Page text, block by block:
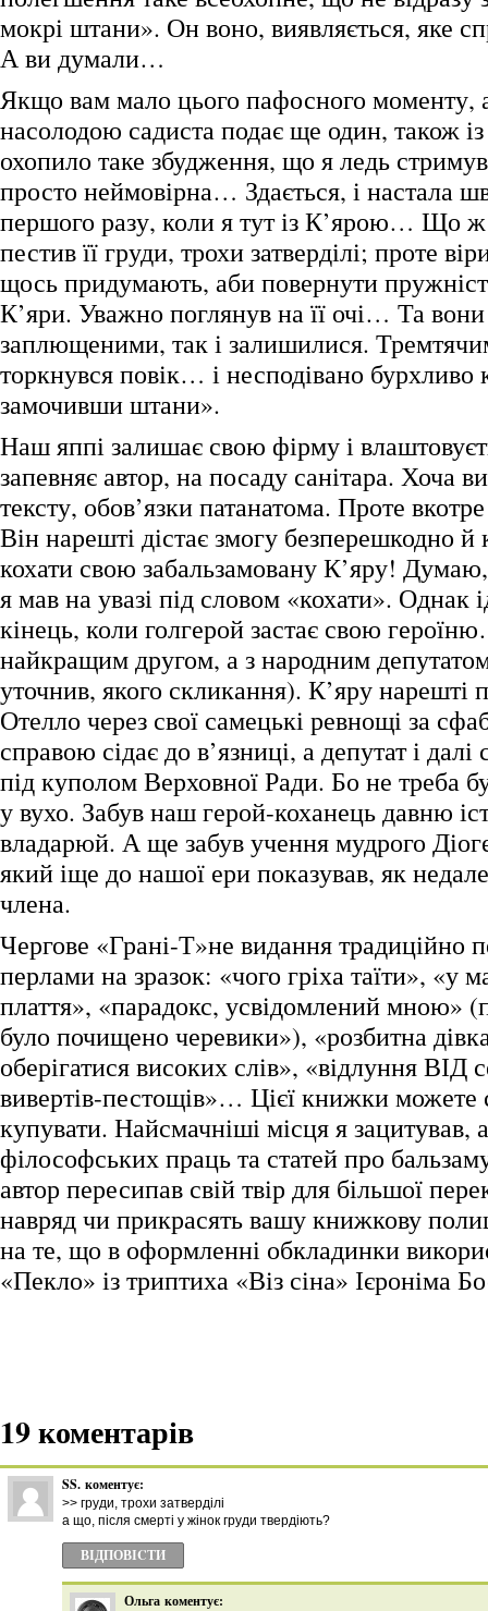
мокрі штани». Он воно, виявляється, яке
А ви думали…
Якщо вам мало цього пафосного моменту,
насолодою садиста подає ще один, також
охопило таке збудження, що я ледь
просто неймовірна… Здається, і настала
першого разу, коли я тут із К’ярою… Що
пестив її груди, трохи затверділі; проте
щось придумають, аби повернути
К’яри. Уважно поглянув на її очі… Та
заплющеними, так і залишилися.
торкнувся повік… і несподівано бурхливо
замочивши штани».
Наш яппі залишає свою фірму і
запевняє автор, на посаду санітара. Хоча
тексту, обов’язки патанатома. Проте
Він нарешті дістає змогу безперешкодно й
кохати свою забальзамовану К’яру!
я мав на увазі під словом «кохати». Однак
кінець, коли голгерой застає свою
найкращим другом, а з народним
уточнив, якого скликання). К’яру нарешті
Отелло через свої самецькі ревнощі за
справою сідає до в’язниці, а депутат і
під куполом Верховної Ради. Бо не треба
у вухо. Забув наш герой-коханець давню
владарюй. А ще забув учення мудрого
який іще до нашої ери показував, як
члена.
Чергове «Грані-Т»не видання традиційно
перлами на зразок: «чого гріха таїти», «у
плаття», «парадокс, усвідомлений мною»
було почищено черевики»), «розбитна
оберігатися високих слів», «відлуння ВІД
вивертів-пестощів»… Цієї книжки можете
купувати. Найсмачніші місця я зацитував,
філософських праць та статей про
автор пересипав свій твір для більшої
навряд чи прикрасять вашу книжкову
на те, що в оформленні обкладинки
«Пекло» із триптиха «Віз сіна» Ієроніма
19 коментарів
SS. коментує:
>> груди, трохи затверділі
а що, після смерті у жінок груди твердіють?
ВІДПОВІCТИ
Ольга коментує: